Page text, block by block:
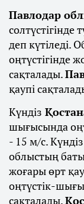
Павлодар
солтүстігінде
деп күтіледі.
оңтүстігінде
сақталады.
қаупі
Күндіз
шығысында
- 15 м/с.
облыстың
жоғары өрт
оңтүстік-
сақталады.